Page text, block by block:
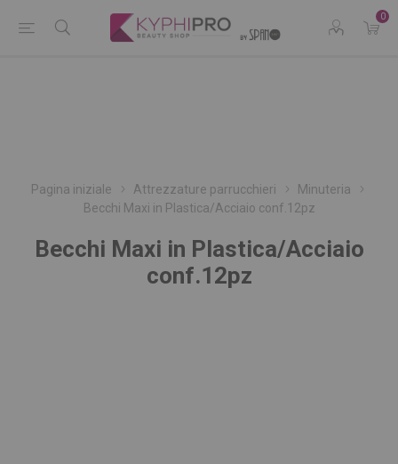
0
Pagina iniziale Attrezzature parrucchieri
Minuteria
Becchi Maxi in Plastica/Acciaio conf.12pz
Becchi Maxi in Plastica/Acciaio
conf.12pz